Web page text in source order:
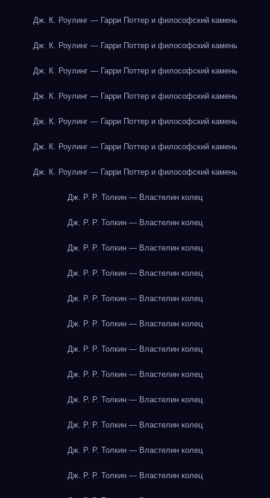
Дж. К. Роулинг — Гарри Поттер и философский камень
Дж. К. Роулинг — Гарри Поттер и философский камень
Дж. К. Роулинг — Гарри Поттер и философский камень
Дж. К. Роулинг — Гарри Поттер и философский камень
Дж. К. Роулинг — Гарри Поттер и философский камень
Дж. К. Роулинг — Гарри Поттер и философский камень
Дж. К. Роулинг — Гарри Поттер и философский камень
Дж. Р. Р. Толкин — Властелин колец
Дж. Р. Р. Толкин — Властелин колец
Дж. Р. Р. Толкин — Властелин колец
Дж. Р. Р. Толкин — Властелин колец
Дж. Р. Р. Толкин — Властелин колец
Дж. Р. Р. Толкин — Властелин колец
Дж. Р. Р. Толкин — Властелин колец
Дж. Р. Р. Толкин — Властелин колец
Дж. Р. Р. Толкин — Властелин колец
Дж. Р. Р. Толкин — Властелин колец
Дж. Р. Р. Толкин — Властелин колец
Дж. Р. Р. Толкин — Властелин колец